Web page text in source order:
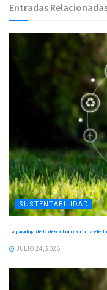
Entradas
SUSTENTABILIDAD
La paradoja de la descarbonización: la
JULIO 24, 2026